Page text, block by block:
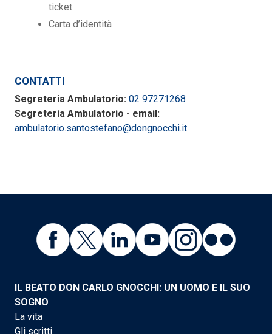
ticket
Carta d’identità
CONTATTI
Segreteria Ambulatorio: 02 97271268
Segreteria Ambulatorio - email:
ambulatorio.santostefano@dongnocchi.it
IL BEATO DON CARLO GNOCCHI: UN UOMO E IL SUO
SOGNO
La vita
Gli scritti